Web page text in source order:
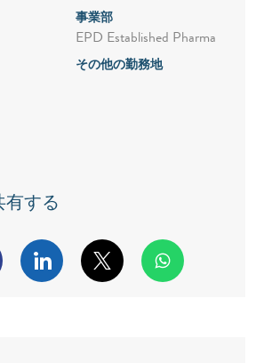
事業部
EPD Established Pharma
その他の勤務地
有する
有するで共有する
LinkedInで共有する
twitterで共有する